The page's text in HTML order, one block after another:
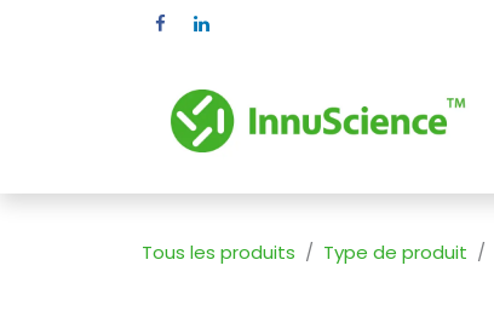
Se rendre au contenu
Tous les produits Type de produit